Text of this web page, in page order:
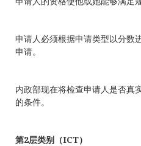
申请人必须根据申请类型以分数
申请。
内政部现在将检查申请人是否真
的条件。
第2层类别（ICT）